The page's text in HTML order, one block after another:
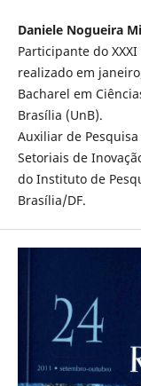
Daniele Nogueira
Participante do
realizado em
Bacharel em
Brasília (UnB).
Auxiliar de
Setoriais de
do Instituto de
Brasília/DF.